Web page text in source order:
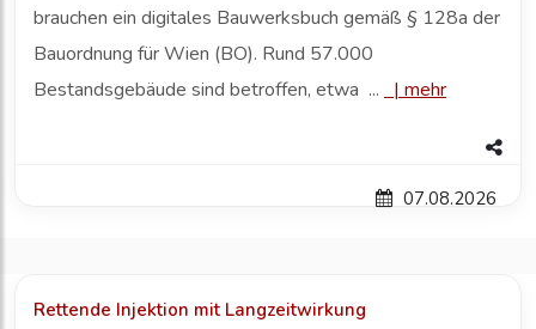
brauchen ein digitales Bauwerksbuch gemäß § 128a der
Bauordnung für Wien (BO). Rund 57.000
Bestandsgebäude sind betroffen, etwa ...
| mehr
07.08.2026
Rettende Injektion mit Langzeitwirkung